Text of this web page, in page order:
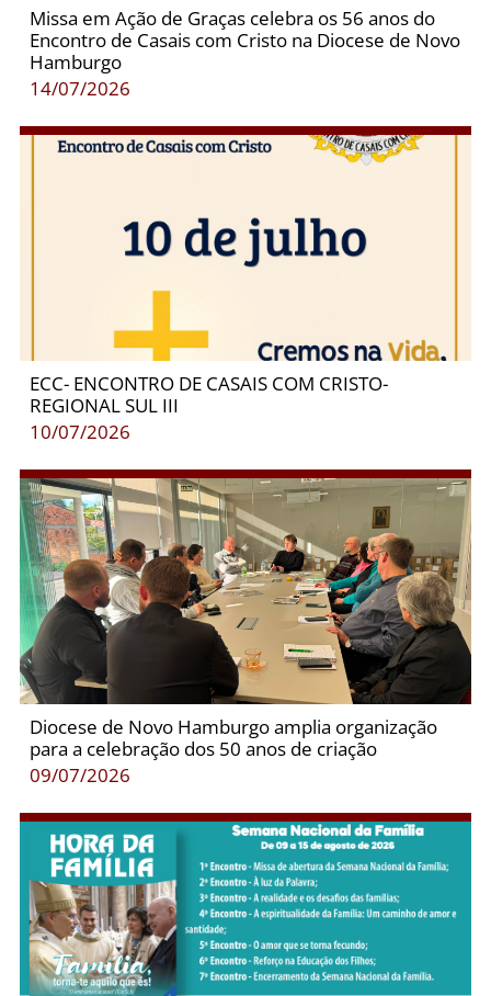
Missa em Ação de Graças celebra os 56 anos do
Encontro de Casais com Cristo na Diocese de Novo
Hamburgo
14/07/2026
ECC- ENCONTRO DE CASAIS COM CRISTO-
REGIONAL SUL III
10/07/2026
Diocese de Novo Hamburgo amplia organização
para a celebração dos 50 anos de criação
09/07/2026